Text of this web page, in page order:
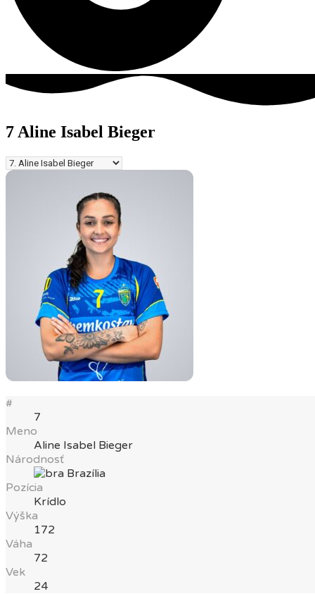
7 Aline Isabel Bieger
#
7
Meno
Aline Isabel Bieger
Národnosť
Brazília
Pozícia
Krídlo
Výška
172
Váha
72
Vek
24